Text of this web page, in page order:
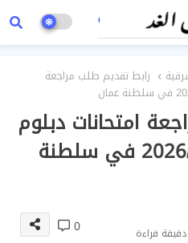
رابط تقديم طلب مراجعة
امتحانات دبلوم
التعليم العام 2026/2025 في سلطنة
0